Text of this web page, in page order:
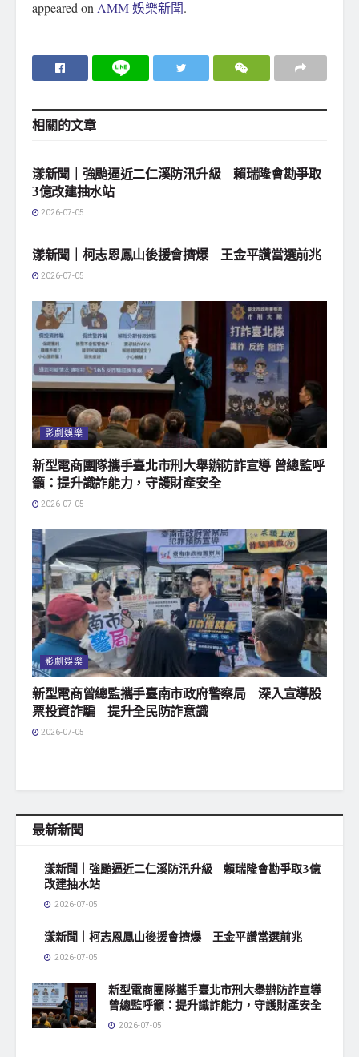
appeared on AMM 娛樂新聞.
相關的文章
漾新聞｜強颱逼近二仁溪防汛升級 賴瑞隆會勘爭取
3億改建抽水站
2026-07-05
漾新聞｜柯志恩鳳山後援會擠爆 王金平讚當選前兆
2026-07-05
影劇娛樂
新型電商團隊攜手臺北市刑大舉辦防詐宣導 曾總監呼
籲：提升識詐能力，守護財產安全
2026-07-05
影劇娛樂
新型電商曾總監攜手臺南市政府警察局 深入宣導股
票投資詐騙 提升全民防詐意識
2026-07-05
最新新聞
漾新聞｜強颱逼近二仁溪防汛升級 賴瑞隆會勘爭取3億
改建抽水站
2026-07-05
漾新聞｜柯志恩鳳山後援會擠爆 王金平讚當選前兆
2026-07-05
新型電商團隊攜手臺北市刑大舉辦防詐宣導
曾總監呼籲：提升識詐能力，守護財產安全
2026-07-05